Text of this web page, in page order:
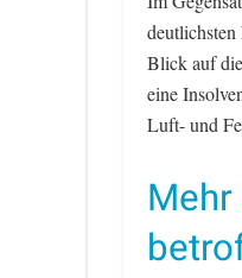
Blick auf
eine
Luft- und